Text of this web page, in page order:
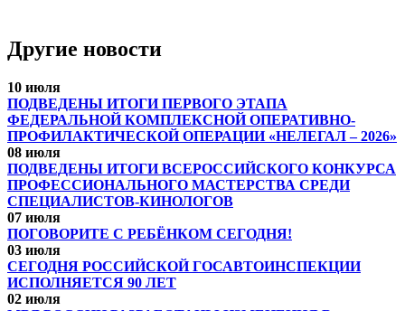
Другие новости
10 июля
ПОДВЕДЕНЫ ИТОГИ ПЕРВОГО ЭТАПА
ФЕДЕРАЛЬНОЙ КОМПЛЕКСНОЙ ОПЕРАТИВНО-
ПРОФИЛАКТИЧЕСКОЙ ОПЕРАЦИИ «НЕЛЕГАЛ – 2026»
08 июля
ПОДВЕДЕНЫ ИТОГИ ВСЕРОССИЙСКОГО КОНКУРСА
ПРОФЕССИОНАЛЬНОГО МАСТЕРСТВА СРЕДИ
СПЕЦИАЛИСТОВ-КИНОЛОГОВ
07 июля
ПОГОВОРИТЕ С РЕБЁНКОМ СЕГОДНЯ!
03 июля
СЕГОДНЯ РОССИЙСКОЙ ГОСАВТОИНСПЕКЦИИ
ИСПОЛНЯЕТСЯ 90 ЛЕТ
02 июля